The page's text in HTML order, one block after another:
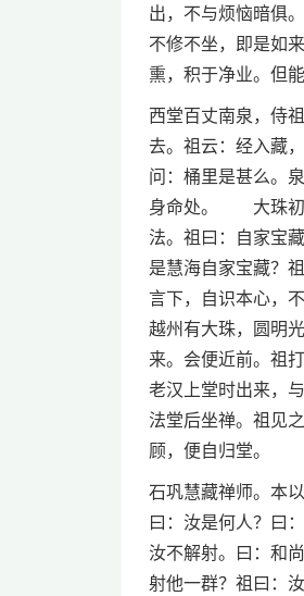
出，不与烦恼暗俱
不修不坐，即是如
熏，积于净业。但
西堂百丈南泉，侍
去。祖云：经入藏
问：桶里是甚么。
身命处。 大珠初
法。祖曰：自家宝
是慧海自家宝藏？
言下，自识本心，
越州有大珠，圆明
来。会便近前。祖
老汉上堂时出来，
法堂后坐禅。祖见
顾，便自归堂。
石巩慧藏禅师。本
曰：汝是何人？曰
汝不解射。曰：和
射他一群？祖曰：